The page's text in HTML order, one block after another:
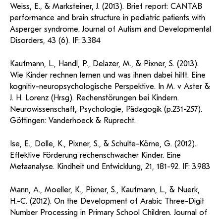
Weiss, E., & Marksteiner, J. (2013). Brief report: CANTAB
performance and brain structure in pediatric patients with
Asperger syndrome. Journal of Autism and Developmental
Disorders, 43 (6). IF: 3.384
Kaufmann, L., Handl, P., Delazer, M., & Pixner, S. (2013).
Wie Kinder rechnen lernen und was ihnen dabei hilft. Eine
kognitiv-neuropsychologische Perspektive. In M. v Aster &
J. H. Lorenz (Hrsg). Rechenstörungen bei Kindern.
Neurowissenschaft, Psychologie, Pädagogik (p.231-257).
Göttingen: Vanderhoeck & Ruprecht.
Ise, E., Dolle, K., Pixner, S., & Schulte-Körne, G. (2012).
Effektive Förderung rechenschwacher Kinder. Eine
Metaanalyse. Kindheit und Entwicklung, 21, 181-92. IF: 3.983
Mann, A., Moeller, K., Pixner, S., Kaufmann, L., & Nuerk,
H.-C. (2012). On the Development of Arabic Three-Digit
Number Processing in Primary School Children. Journal of